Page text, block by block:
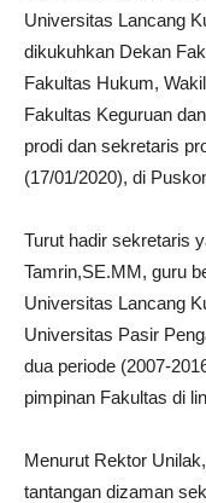
Universitas Lancang
dikukuhkan Dekan
Fakultas Hukum,
Fakultas Keguruan
prodi dan sekretaris
(17/01/2020), di
Turut hadir sekretaris
Tamrin,SE.MM, guru
Universitas Lancang
Universitas Pasir
dua periode (2007-
pimpinan Fakultas di
Menurut Rektor
tantangan dizaman